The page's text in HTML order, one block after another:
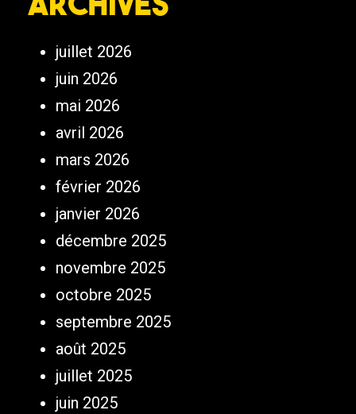
juillet 2026
juin 2026
mai 2026
avril 2026
mars 2026
février 2026
janvier 2026
décembre 2025
novembre 2025
octobre 2025
septembre 2025
août 2025
juillet 2025
juin 2025